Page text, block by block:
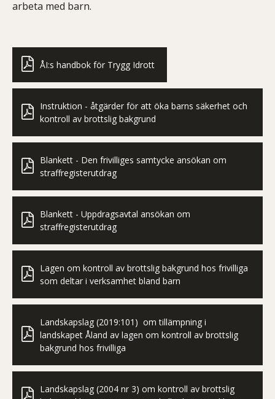
arbeta med barn.
ÅI:s handbok för Trygg Idrott
Instruktion - åtgärder för att öka barns säkerhet och
kontroll av brottslig bakgrund
Blankett - Den frivilliges samtycke ansökan om
straffregisterutdrag
Blankett - Uppdragsavtal ansökan om
straffregisterutdrag
Lagen om kontroll av brottslig bakgrund hos frivilliga
som deltar i verksamhet bland barn
Landskapslag (2019:101) om tillämpning i
landskapet Åland av lagen om kontroll av brottslig
bakgrund hos frivilliga
Landskapslag (2004 nr 3) om kontroll av brottslig